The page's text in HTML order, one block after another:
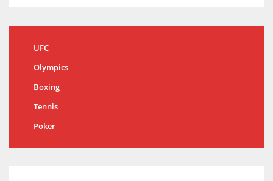
UFC
Olympics
Boxing
Tennis
Poker